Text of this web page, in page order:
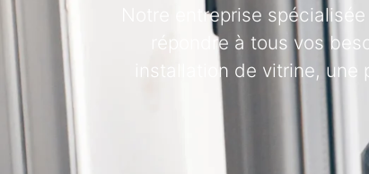
Notre entreprise
répondre à tous vos
installation de vitrine,